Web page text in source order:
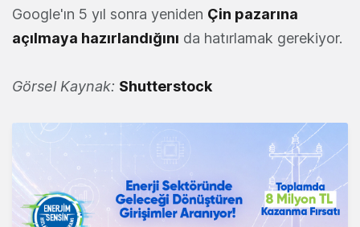
Google'ın 5 yıl sonra yeniden Çin pazarına
açılmaya hazırlandığını da hatırlamak gerekiyor.
Görsel Kaynak: Shutterstock